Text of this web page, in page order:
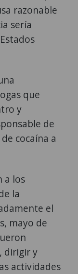
razonable
sería
que
y
de
cocaína a
a los
la
el
mayo de
dirigir y
actividades